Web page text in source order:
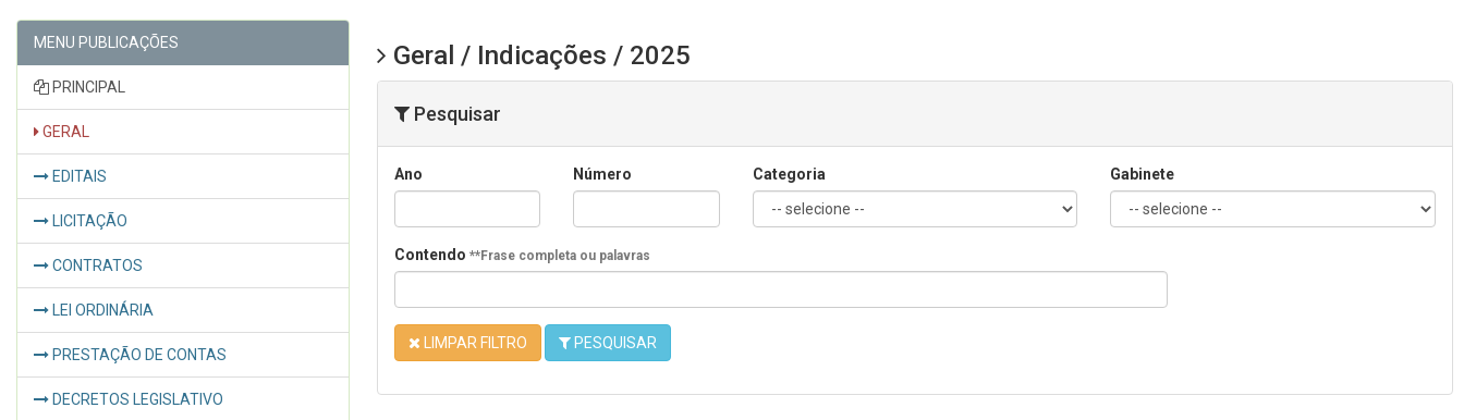
MENU PUBLICAÇÕES
PRINCIPAL
GERAL
EDITAIS
LICITAÇÃO
CONTRATOS
LEI ORDINÁRIA
PRESTAÇÃO DE CONTAS
DECRETOS LEGISLATIVO
Geral / Indicações / 2025
Pesquisar
Ano Número Categoria Gabinete
Contendo **Frase completa ou palavras
LIMPAR FILTRO PESQUISAR